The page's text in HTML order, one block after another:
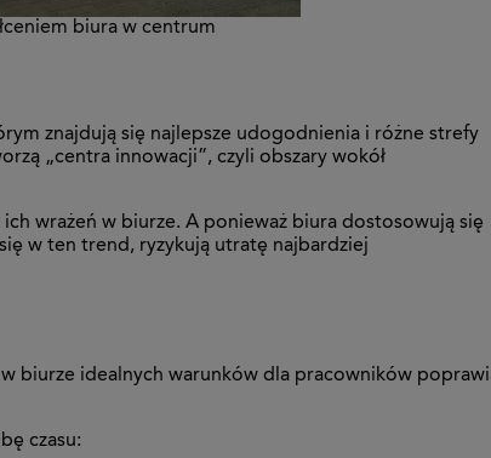
biura w centrum
znajdują się najlepsze udogodnienia i różne strefy
„centra innowacji”, czyli obszary wokół
wrażeń w biurze. A ponieważ biura dostosowują się
w ten trend, ryzykują utratę najbardziej
biurze idealnych warunków dla pracowników
czasu: